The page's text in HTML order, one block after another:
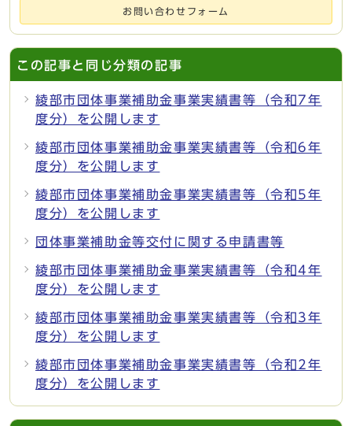
お問い合わせフォーム
この記事と同じ分類の記事
綾部市団体事業補助金事業実績書等（令和7年
度分）を公開します
綾部市団体事業補助金事業実績書等（令和6年
度分）を公開します
綾部市団体事業補助金事業実績書等（令和5年
度分）を公開します
団体事業補助金等交付に関する申請書等
綾部市団体事業補助金事業実績書等（令和4年
度分）を公開します
綾部市団体事業補助金事業実績書等（令和3年
度分）を公開します
綾部市団体事業補助金事業実績書等（令和2年
度分）を公開します